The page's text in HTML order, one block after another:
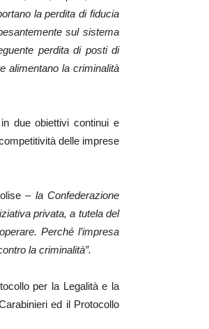
la perdita di fiducia
sul sistema
perdita di posti di
alimentano la criminalità
due obiettivi continui e
delle imprese
– la Confederazione
privata, a tutela del
Perché l’impresa
la criminalità”.
per la Legalità e la
ed il Protocollo